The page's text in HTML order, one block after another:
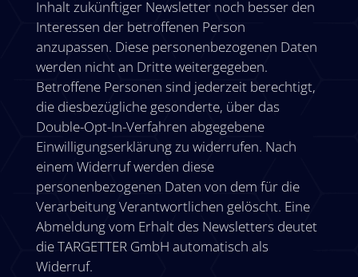
Inhalt zukünftiger Newsletter noch besser den
Interessen der betroffenen Person
anzupassen. Diese personenbezogenen Daten
werden nicht an Dritte weitergegeben.
Betroffene Personen sind jederzeit berechtigt,
die diesbezügliche gesonderte, über das
Double-Opt-In-Verfahren abgegebene
Einwilligungserklärung zu widerrufen. Nach
einem Widerruf werden diese
personenbezogenen Daten von dem für die
Verarbeitung Verantwortlichen gelöscht. Eine
Abmeldung vom Erhalt des Newsletters deutet
die TARGETTER GmbH automatisch als
Widerruf.